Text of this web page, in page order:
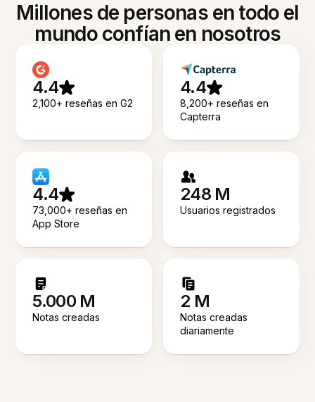
Millones de personas en todo el
mundo confían en nosotros
4.4
2,100+ reseñas en G2
4.4
8,200+ reseñas en
Capterra
4.4
73,000+ reseñas en
App Store
248 M
Usuarios registrados
5.000 M
Notas creadas
2 M
Notas creadas
diariamente